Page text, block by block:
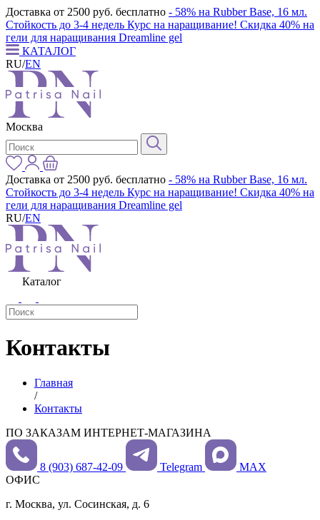
Доставка от 2500 руб. бесплатно - 58% на Rubber Base, 16 мл.
Стойкость до 3-4 недель Курс на наращивание! Скидка 40% на
гели для наращивания Dreamline gel
КАТАЛОГ
RU/EN
Москва
Доставка от 2500 руб. бесплатно - 58% на Rubber Base, 16 мл.
Стойкость до 3-4 недель Курс на наращивание! Скидка 40% на
гели для наращивания Dreamline gel
RU/EN
Каталог
Контакты
Главная
/
Контакты
ПО ЗАКАЗАМ ИНТЕРНЕТ-МАГАЗИНА
8 (903) 687-42-09 Telegram
MAX
ОФИС
г. Москва, ул. Сосинская, д. 6